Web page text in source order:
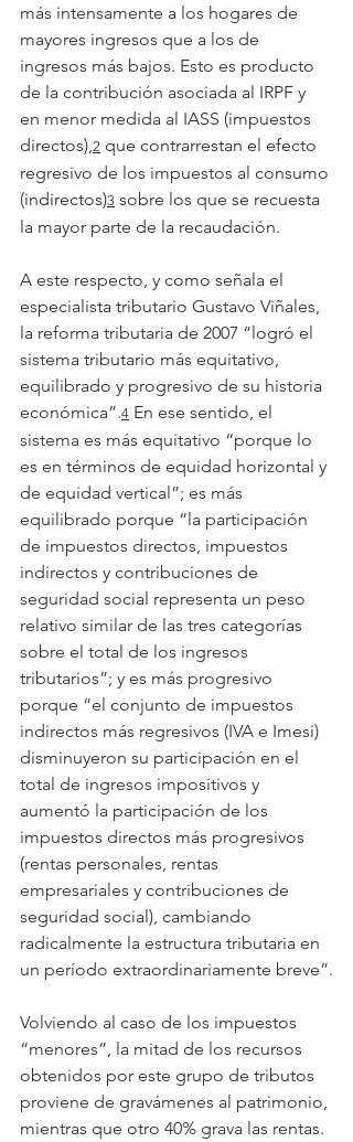
más intensamente a los hogares de
mayores ingresos que a los de
ingresos más bajos. Esto es producto
de la contribución asociada al IRPF y
en menor medida al IASS (impuestos
directos), 2 que contrarrestan el efecto
regresivo de los impuestos al consumo
(indirectos)3 sobre los que se recuesta
la mayor parte de la recaudación.
A este respecto, y como señala el
especialista tributario Gustavo Viñales,
la reforma tributaria de 2007 “logró el
sistema tributario más equitativo,
equilibrado y progresivo de su historia
económica”.4 En ese sentido, el
sistema es más equitativo “porque lo
es en términos de equidad horizontal y
de equidad vertical”; es más
equilibrado porque “la participación
de impuestos directos, impuestos
indirectos y contribuciones de
seguridad social representa un peso
relativo similar de las tres categorías
sobre el total de los ingresos
tributarios”; y es más progresivo
porque “el conjunto de impuestos
indirectos más regresivos (IVA e Imesi)
disminuyeron su participación en el
total de ingresos impositivos y
aumentó la participación de los
impuestos directos más progresivos
(rentas personales, rentas
empresariales y contribuciones de
seguridad social), cambiando
radicalmente la estructura tributaria en
un período extraordinariamente breve”.
Volviendo al caso de los impuestos
“menores”, la mitad de los recursos
obtenidos por este grupo de tributos
proviene de gravámenes al patrimonio,
mientras que otro 40% grava las rentas.